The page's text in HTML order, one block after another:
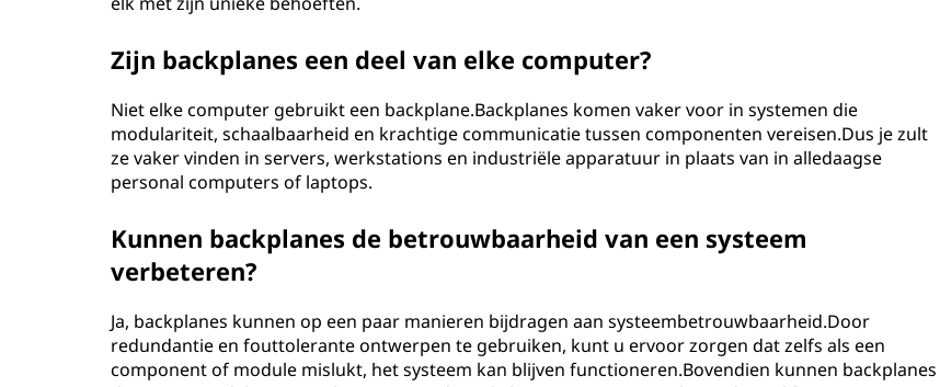
Zijn backplanes een deel van elke computer?
Niet elke computer gebruikt een backplane.Backplanes komen vaker voor in systemen die
modulariteit, schaalbaarheid en krachtige communicatie tussen componenten vereisen.Dus je zult
ze vaker vinden in servers, werkstations en industriële apparatuur in plaats van in alledaagse
personal computers of laptops.
Kunnen backplanes de betrouwbaarheid van een systeem
verbeteren?
Ja, backplanes kunnen op een paar manieren bijdragen aan systeembetrouwbaarheid.Door
redundantie en fouttolerante ontwerpen te gebruiken, kunt u ervoor zorgen dat zelfs als een
component of module mislukt, het systeem kan blijven functioneren.Bovendien kunnen backplanes